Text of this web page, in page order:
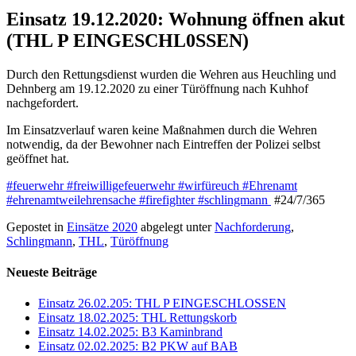
Einsatz 19.12.2020: Wohnung öffnen akut
(THL P EINGESCHL0SSEN)
Durch den Rettungsdienst wurden die Wehren aus Heuchling und
Dehnberg am 19.12.2020 zu einer Türöffnung nach Kuhhof
nachgefordert.
Im Einsatzverlauf waren keine Maßnahmen durch die Wehren
notwendig, da der Bewohner nach Eintreffen der Polizei selbst
geöffnet hat.
#feuerwehr#freiwilligefeuerwehr#wirfüreuch #Ehrenamt
#ehrenamtweilehrensache #firefighter#schlingmann #24/7/365
Gepostet in Einsätze 2020 abgelegt unterNachforderung,
Schlingmann, THL, Türöffnung
Neueste Beiträge
Einsatz 26.02.205: THL P EINGESCHLOSSEN
Einsatz 18.02.2025: THL Rettungskorb
Einsatz 14.02.2025: B3 Kaminbrand
Einsatz 02.02.2025: B2 PKW auf BAB